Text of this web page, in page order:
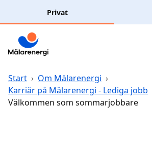
Privat
Elavtal
Elnät
Laddning
Start › Om Mälarenergi ›
Karriär på Mälarenergi - Lediga jobb
Välkommen som sommarjobbare